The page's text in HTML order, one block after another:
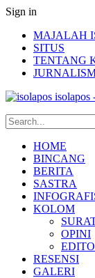
Sign in
MAJALAH
SITUS
TENTANG
isolapos
HOME
BINCANG
BERITA
SASTRA
KOLOM
OPINI
RESENSI
GALERI